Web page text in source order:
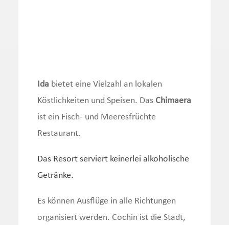
Ida bietet eine Vielzahl an lokalen
Köstlichkeiten und Speisen. Das Chimaera
ist ein Fisch- und Meeresfrüchte
Restaurant.
Das Resort serviert keinerlei alkoholische
Getränke.
Es können Ausflüge in alle Richtungen
organisiert werden. Cochin ist die Stadt,